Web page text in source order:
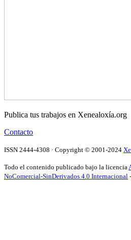
Publica tus trabajos en Xenealoxía.org
Contacto
ISSN 2444-4308 · Copyright © 2001-2024
Todo el contenido publicado bajo la licencia
NoComercial-SinDerivados 4.0 Internacional -